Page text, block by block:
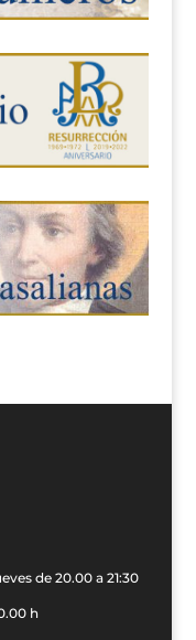
de 20.00 a 21:30
h